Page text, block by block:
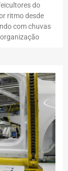
do
ritmo desde
com chuvas